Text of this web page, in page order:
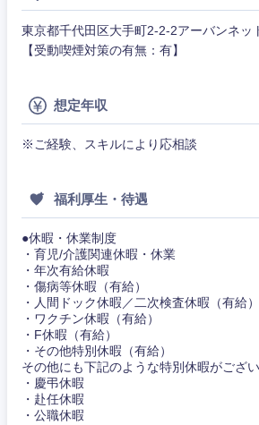
東京都千代田区大手町2-2-2アーバンネッ
【受動喫煙対策の有無：有】
想定年収
※ご経験、スキルにより応相談
福利厚生・待遇
●休暇・休業制度
・育児/介護関連休暇・休業
・年次有給休暇
・傷病等休暇（有給）
・人間ドック休暇／二次検査休暇（有給）
・ワクチン休暇（有給）
・F休暇（有給）
・その他特別休暇（有給）
その他にも下記のような特別休暇がござい
・慶弔休暇
・赴任休暇
・公職休暇
甲信越・北陸
新潟県